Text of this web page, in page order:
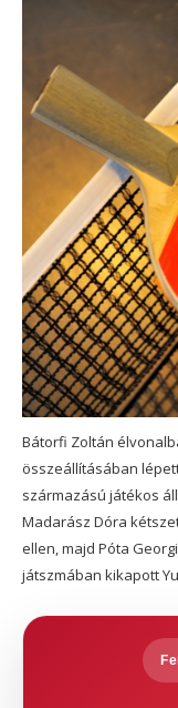
Bátorfi Zoltán
összeállításában
származású játékos
Madarász Dóra
ellen, majd Póta
játszmában kikapott